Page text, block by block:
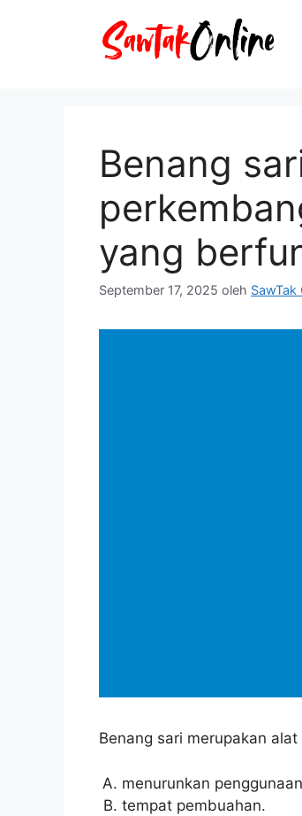
Benang
yang
September 17, 2025 oleh SawTak
Benang sari merupakan
menurunkan
tempat pembuahan.